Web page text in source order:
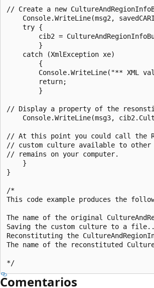
// Create a new
Console.WriteLine(msg2,
    try {
cib2 =
        }
    catch (XmlException xe)
        {
Console.WriteLine("** XML
        return;
        }
// Display a property of the
Console.WriteLine(msg3,
// At this point you could call the
// custom culture available to other
// remains on your computer.
    }
}
/*
This code example produces the
The name of the original
Saving the custom culture to a
Reconstituting the
The name of the reconstituted
Comentarios